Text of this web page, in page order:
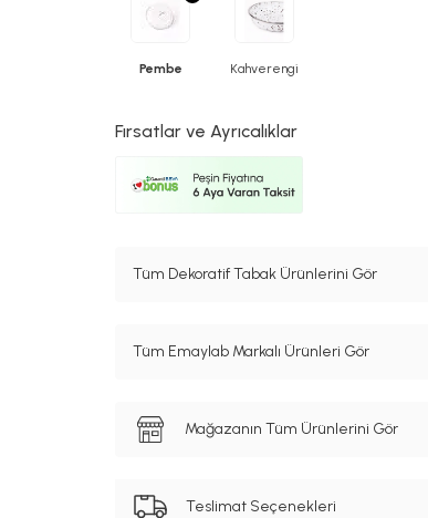
Pembe Kahverengi
Fırsatlar ve Ayrıcalıklar
Tüm Dekoratif Tabak Ürünlerini Gör
Tüm Emaylab Markalı Ürünleri Gör
Mağazanın Tüm Ürünlerini Gör
Teslimat Seçenekleri